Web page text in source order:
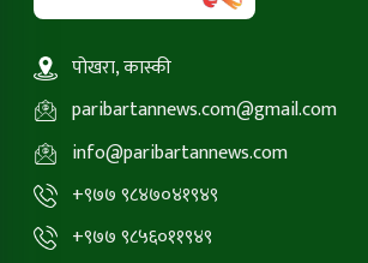
पोखरा, कास्की
paribartannews.com@gmail.com
info@paribartannews.com
+९७७ ९८४७०४१९४९
+९७७ ९८५६०११९४९